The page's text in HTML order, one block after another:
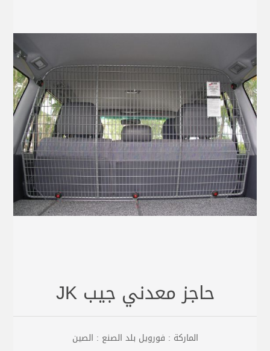
حاجز معدني جيب JK
الماركة : فورويل بلد الصنع : الصين